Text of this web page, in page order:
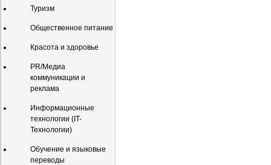
Туризм
Общественное питание
Красота и здоровье
PR/Медиа
коммуникации и
реклама
Информационные
технологии (IT-
Технологии)
Обучение и языковые
переводы